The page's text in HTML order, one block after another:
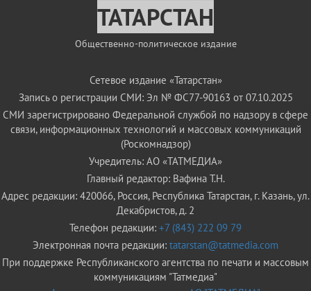
ТАТАРСТАН
Общественно-политическое издание
Сетевое издание «Татарстан»
Запись о регистрации СМИ: Эл № ФС77-90163 от 07.10.2025
СМИ зарегистрировано Федеральной службой по надзору в сфере
связи, информационных технологий и массовых коммуникаций
(Роскомнадзор)
Учредитель: АО «ТАТМЕДИА»
Главный редактор: Вафина Т.Н.
Адрес редакции: 420066, Россия, Республика Татарстан, г. Казань, ул.
Декабристов, д. 2
Телефон редакции: +7 (843) 222 09 79
Электронная почта редакции: tatarstan@tatmedia.com
При поддержке Республиканского агентства по печати и массовым
коммуникациям "Татмедиа"